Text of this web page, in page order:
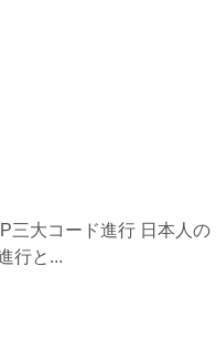
三大コード進行 日本人の
行と...